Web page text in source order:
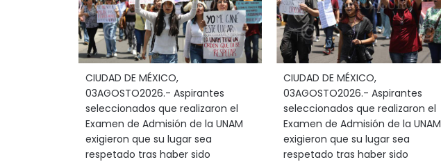
CIUDAD DE MÉXICO,
03AGOSTO2026.- Aspirantes
seleccionados que realizaron el
Examen de Admisión de la UNAM
exigieron que su lugar sea
respetado tras haber sido
CIUDAD DE MÉXICO,
03AGOSTO2026.- Aspirantes
seleccionados que realizaron el
Examen de Admisión de la UNAM
exigieron que su lugar sea
respetado tras haber sido